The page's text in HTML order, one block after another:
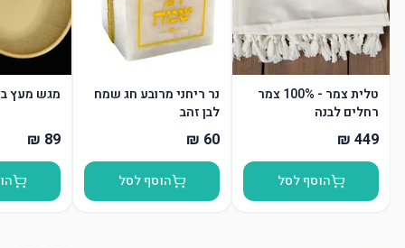
טלית צמר - 100% צמר
רחלים לבנה
הוסף לסל
נר ריחני מרובע חג שמח
לבן זהב
הוסף לסל
מגש מעץ